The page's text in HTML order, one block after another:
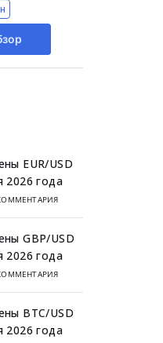
EUR/USD
2026 года
GBP/USD
2026 года
BTC/USD
2026 года